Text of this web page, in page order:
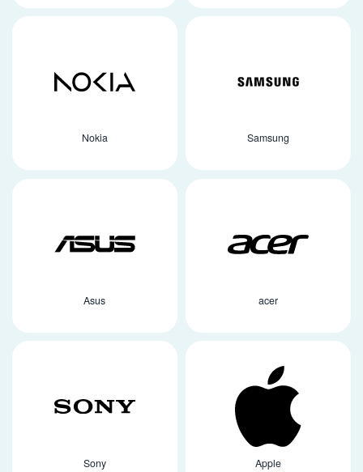
Nokia Samsung
Asus acer
Sony Apple